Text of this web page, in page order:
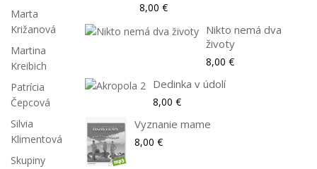
Marta
Križanová
Martina
Kreibich
Patrícia
Čepcová
Silvia
Klimentová
Skupiny
8,00 €
Nikto nemá dva
životy
8,00 €
Dedinka v údolí
8,00 €
Vyznanie mame
8,00 €